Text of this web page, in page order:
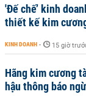
'Đế chế’ kinh
thiết kế kim
KINH DOANH - 15 giờ
Hãng kim cương
hậu thông báo